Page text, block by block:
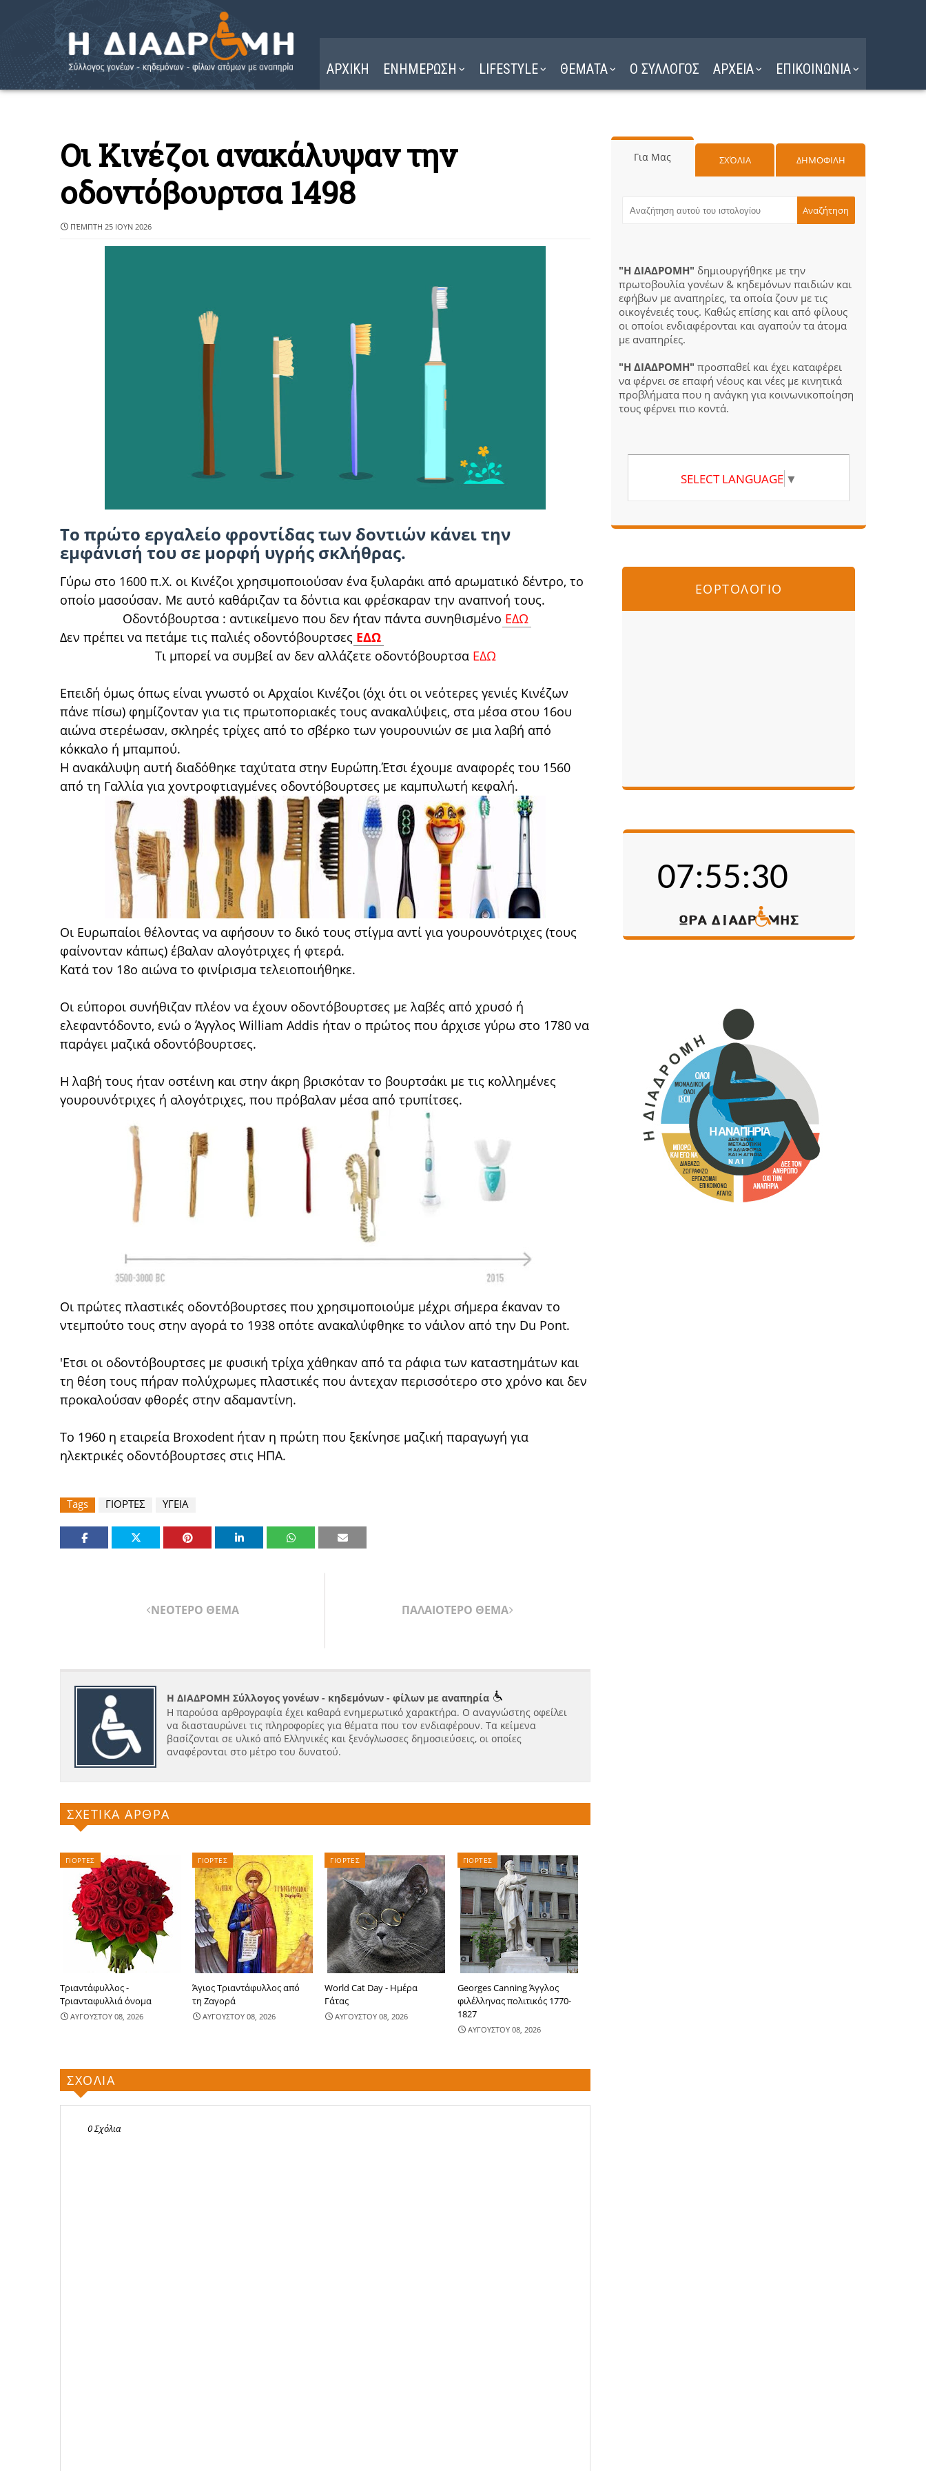
ΑΡΧΙΚΗ ΕΝΗΜΕΡΩΣΗ LIFESTYLE ΘΕΜΑΤΑ Ο ΣΥΛΛΟΓΟΣ ΑΡΧΕΙΑ ΕΠΙΚΟΙΝΩΝΙΑ
Οι Κινέζοι ανακάλυψαν την
οδοντόβουρτσα 1498
ΠΈΜΠΤΗ 25 ΙΟΥΝ 2026
Το πρώτο εργαλείο φροντίδας των δοντιών κάνει την
εμφάνισή του σε μορφή υγρής σκλήθρας.
Γύρω στο 1600 π.Χ. οι Κινέζοι χρησιμοποιούσαν ένα ξυλαράκι από αρωματικό δέντρο, το
οποίο μασούσαν. Με αυτό καθάριζαν τα δόντια και φρέσκαραν την αναπνοή τους.
Οδοντόβουρτσα : αντικείμενο που δεν ήταν πάντα συνηθισμένο ΕΔΩ
Δεν πρέπει να πετάμε τις παλιές οδοντόβουρτσες ΕΔΩ
Τι μπορεί να συμβεί αν δεν αλλάζετε οδοντόβουρτσα ΕΔΩ
Επειδή όμως όπως είναι γνωστό οι Αρχαίοι Κινέζοι (όχι ότι οι νεότερες γενιές Κινέζων
πάνε πίσω) φημίζονταν για τις πρωτοποριακές τους ανακαλύψεις, στα μέσα στου 16ου
αιώνα στερέωσαν, σκληρές τρίχες από το σβέρκο των γουρουνιών σε μια λαβή από
κόκκαλο ή μπαμπού.
Η ανακάλυψη αυτή διαδόθηκε ταχύτατα στην Ευρώπη.Έτσι έχουμε αναφορές του 1560
από τη Γαλλία για χοντροφτιαγμένες οδοντόβουρτσες με καμπυλωτή κεφαλή.
Οι Ευρωπαίοι θέλοντας να αφήσουν το δικό τους στίγμα αντί για γουρουνότριχες (τους
φαίνονταν κάπως) έβαλαν αλογότριχες ή φτερά.
Κατά τον 18ο αιώνα το φινίρισμα τελειοποιήθηκε.
Οι εύποροι συνήθιζαν πλέον να έχουν οδοντόβουρτσες με λαβές από χρυσό ή
ελεφαντόδοντο, ενώ ο Άγγλος William Addis ήταν ο πρώτος που άρχισε γύρω στο 1780 να
παράγει μαζικά οδοντόβουρτσες.
Η λαβή τους ήταν οστέινη και στην άκρη βρισκόταν το βουρτσάκι με τις κολλημένες
γουρουνότριχες ή αλογότριχες, που πρόβαλαν μέσα από τρυπίτσες.
Οι πρώτες πλαστικές οδοντόβουρτσες που χρησιμοποιούμε μέχρι σήμερα έκαναν το
ντεμπούτο τους στην αγορά το 1938 οπότε ανακαλύφθηκε το νάιλον από την Du Pont.
'Ετσι οι οδοντόβουρτσες με φυσική τρίχα χάθηκαν από τα ράφια των καταστημάτων και
τη θέση τους πήραν πολύχρωμες πλαστικές που άντεχαν περισσότερο στο χρόνο και δεν
προκαλούσαν φθορές στην αδαμαντίνη.
Το 1960 η εταιρεία Broxodent ήταν η πρώτη που ξεκίνησε μαζική παραγωγή για
ηλεκτρικές οδοντόβουρτσες στις ΗΠΑ.
Tags ΓΙΟΡΤΕΣ ΥΓΕΙΑ
ΝΕΟΤΕΡΟ ΘΕΜΑ ΠΑΛΑΙΟΤΕΡΟ ΘΕΜΑ
Η ΔΙΑΔΡΟΜΗ Σύλλογος γονέων - κηδεμόνων - φίλων με αναπηρία
Η παρούσα αρθρογραφία έχει καθαρά ενημερωτικό χαρακτήρα. Ο αναγνώστης οφείλει
να διασταυρώνει τις πληροφορίες για θέματα που τον ενδιαφέρουν. Τα κείμενα
βασίζονται σε υλικό από Ελληνικές και ξενόγλωσσες δημοσιεύσεις, οι οποίες
αναφέρονται στο μέτρο του δυνατού.
ΣΧΕΤΙΚΑ ΑΡΘΡΑ
ΓΙΟΡΤΕΣ
Τριαντάφυλλος -
Τριανταφυλλιά όνομα
ΑΥΓΟΥΣΤΟΥ 08, 2026
ΓΙΟΡΤΕΣ
Άγιος Τριαντάφυλλος από
τη Ζαγορά
ΑΥΓΟΥΣΤΟΥ 08, 2026
ΓΙΟΡΤΕΣ
World Cat Day - Ημέρα
Γάτας
ΑΥΓΟΥΣΤΟΥ 08, 2026
ΓΙΟΡΤΕΣ
Georges Canning Άγγλος
φιλέλληνας πολιτικός 1770-
1827
ΑΥΓΟΥΣΤΟΥ 08, 2026
ΣΧΟΛΙΑ
0 Σχόλια
Για Μας ΣΧΌΛΙΑ ΔΗΜΟΦΙΛΗ
"Η ΔΙΑΔΡΟΜΗ" δημιουργήθηκε με την
πρωτοβουλία γονέων & κηδεμόνων παιδιών και
εφήβων με αναπηρίες, τα οποία ζουν με τις
οικογένειές τους. Καθώς επίσης και από φίλους
οι οποίοι ενδιαφέρονται και αγαπούν τα άτομα
με αναπηρίες.
"Η ΔΙΑΔΡΟΜΗ" προσπαθεί και έχει καταφέρει
να φέρνει σε επαφή νέους και νέες με κινητικά
προβλήματα που η ανάγκη για κοινωνικοποίηση
τους φέρνει πιο κοντά.
SELECT LANGUAGE ▼
ΕΟΡΤΟΛΟΓΙΟ